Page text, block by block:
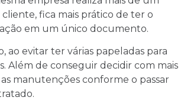
fica mais prático de ter o
em um único documento.
ao evitar ter várias papeladas para
Além de conseguir decidir com mais
manutenções conforme o passar